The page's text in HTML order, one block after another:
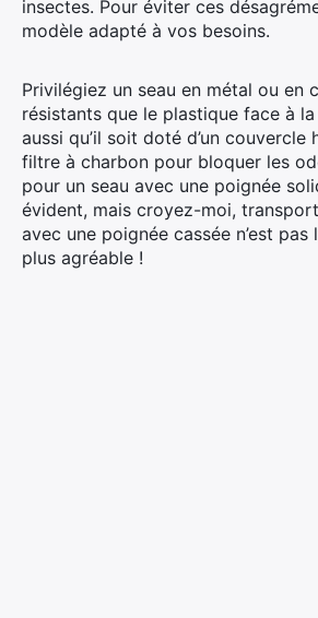
insectes. Pour éviter ces
modèle adapté à vos besoins.
Privilégiez un seau en métal ou en
résistants que le plastique face à
aussi qu’il soit doté d’un couvercle
filtre à charbon pour bloquer les
pour un seau avec une poignée
évident, mais croyez-moi,
avec une poignée cassée n’est pas
plus agréable !